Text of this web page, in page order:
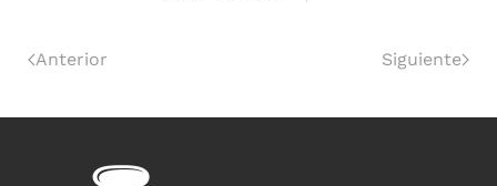
Anterior Siguiente